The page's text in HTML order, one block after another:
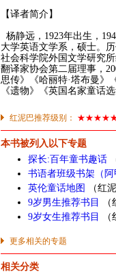
【译者简介】
杨静远，1923年出生，
大学英语文学系，硕士。
社会科学院外国文学研究
翻译家协会第二届理事，
思传》《哈丽特·塔布曼》
《遗物》《英国名家童话选
红泥巴推荐级别：
本书被列入以下专题
探长:百年童书趣话
书语者班级书架（阿
英伦童话地图
（红
9岁男生推荐书目
（
9岁女生推荐书目
（
更多相关的专题
相关分类